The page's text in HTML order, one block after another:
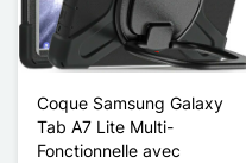
Coque Samsung Galaxy
Tab A7 Lite Multi-
Fonctionnelle avec